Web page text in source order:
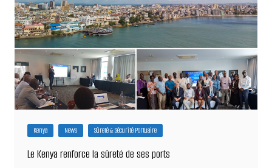
Kenya News Sûreté & Sécurité Portuaire
Le Kenya renforce la sûreté de ses ports